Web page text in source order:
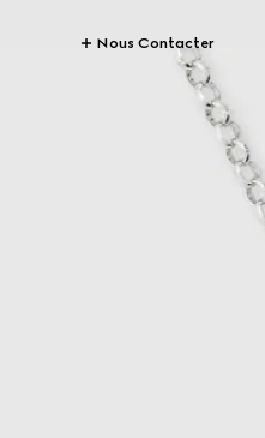
Nous Contacter